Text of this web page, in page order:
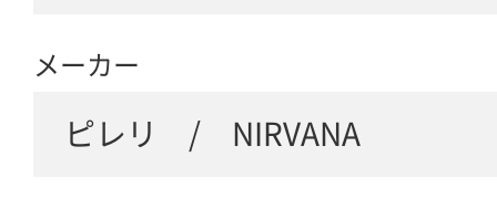
メーカー
ピレリ / NIRVANA